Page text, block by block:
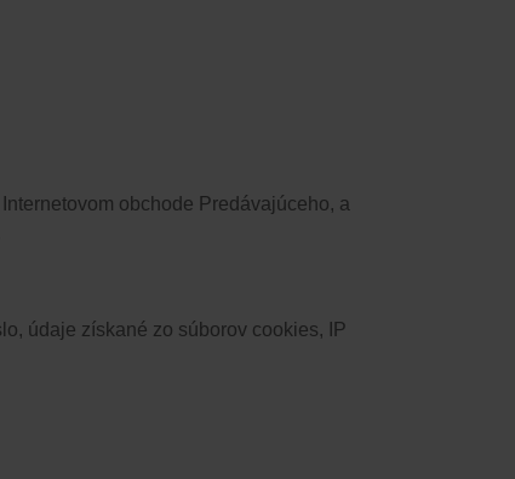
obchode Predávajúceho, a
údaje získané zo súborov cookies, IP